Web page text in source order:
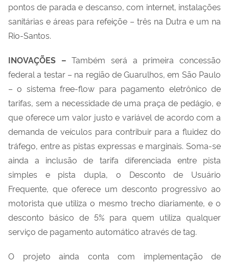
pontos de parada e descanso, com internet, instalações
sanitárias e áreas para refeiçõe – três na Dutra e um na
Rio-Santos.
INOVAÇÕES – Também será a primeira concessão
federal a testar – na região de Guarulhos, em São Paulo
– o sistema free-flow para pagamento eletrônico de
tarifas, sem a necessidade de uma praça de pedágio, e
que oferece um valor justo e variável de acordo com a
demanda de veículos para contribuir para a fluidez do
tráfego, entre as pistas expressas e marginais. Soma-se
ainda a inclusão de tarifa diferenciada entre pista
simples e pista dupla, o Desconto de Usuário
Frequente, que oferece um desconto progressivo ao
motorista que utiliza o mesmo trecho diariamente, e o
desconto básico de 5% para quem utiliza qualquer
serviço de pagamento automático através de tag.
O projeto ainda conta com implementação de